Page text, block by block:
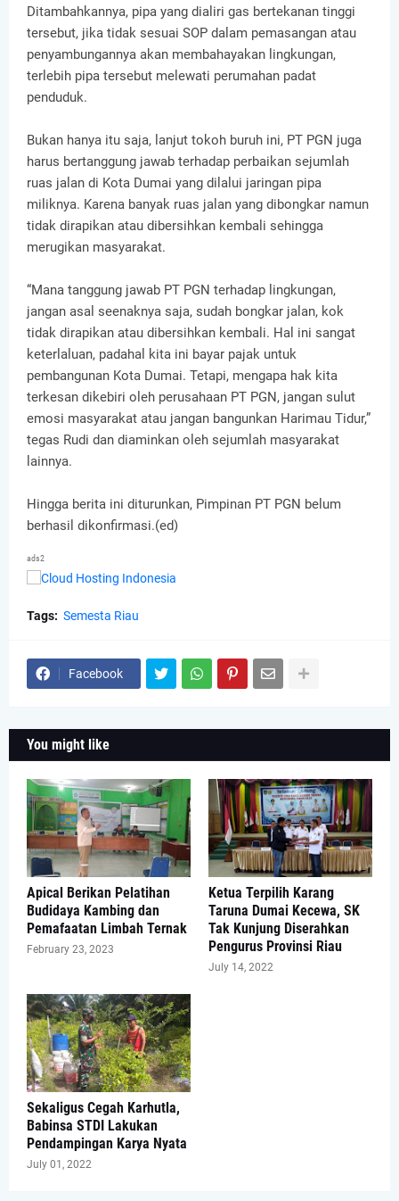
Ditambahkannya, pipa yang dialiri gas bertekanan tinggi
tersebut, jika tidak sesuai SOP dalam pemasangan atau
penyambungannya akan membahayakan lingkungan,
terlebih pipa tersebut melewati perumahan padat
penduduk.
Bukan hanya itu saja, lanjut tokoh buruh ini, PT PGN juga
harus bertanggung jawab terhadap perbaikan sejumlah
ruas jalan di Kota Dumai yang dilalui jaringan pipa
miliknya. Karena banyak ruas jalan yang dibongkar namun
tidak dirapikan atau dibersihkan kembali sehingga
merugikan masyarakat.
“Mana tanggung jawab PT PGN terhadap lingkungan,
jangan asal seenaknya saja, sudah bongkar jalan, kok
tidak dirapikan atau dibersihkan kembali. Hal ini sangat
keterlaluan, padahal kita ini bayar pajak untuk
pembangunan Kota Dumai. Tetapi, mengapa hak kita
terkesan dikebiri oleh perusahaan PT PGN, jangan sulut
emosi masyarakat atau jangan bangunkan Harimau Tidur,”
tegas Rudi dan diaminkan oleh sejumlah masyarakat
lainnya.
Hingga berita ini diturunkan, Pimpinan PT PGN belum
berhasil dikonfirmasi.(ed)
ads2
Tags: Semesta Riau
Facebook
You might like
Apical Berikan Pelatihan
Budidaya Kambing dan
Pemafaatan Limbah Ternak
February 23, 2023
Ketua Terpilih Karang
Taruna Dumai Kecewa, SK
Tak Kunjung Diserahkan
Pengurus Provinsi Riau
July 14, 2022
Sekaligus Cegah Karhutla,
Babinsa STDI Lakukan
Pendampingan Karya Nyata
July 01, 2022